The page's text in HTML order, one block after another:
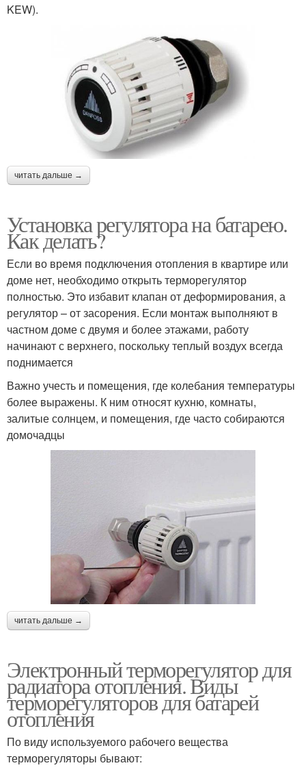
KEW).
читать дальше →
Установка регулятора на батарею.
Как делать?
Если во время подключения отопления в квартире или
доме нет, необходимо открыть терморегулятор
полностью. Это избавит клапан от деформирования, а
регулятор – от засорения. Если монтаж выполняют в
частном доме с двумя и более этажами, работу
начинают с верхнего, поскольку теплый воздух всегда
поднимается
Важно учесть и помещения, где колебания температуры
более выражены. К ним относят кухню, комнаты,
залитые солнцем, и помещения, где часто собираются
домочадцы
читать дальше →
Электронный терморегулятор для
радиатора отопления. Виды
терморегуляторов для батарей
отопления
По виду используемого рабочего вещества
терморегуляторы бывают: